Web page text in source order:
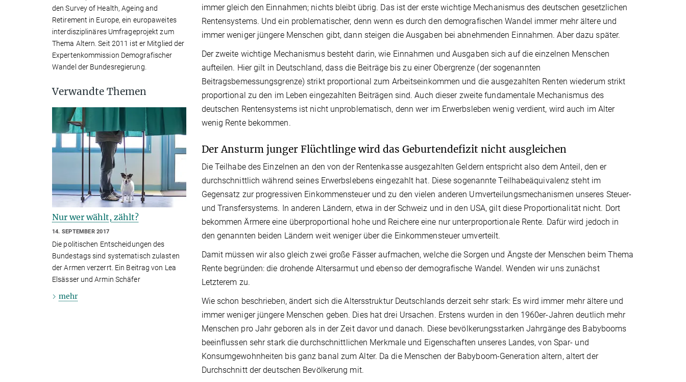
immer gleich den Einnahmen; nichts bleibt übrig. Das ist der erste wichtige Mechanismus des deutschen gesetzlichen
Rentensystems. Und ein problematischer, denn wenn es durch den demografischen Wandel immer mehr ältere und
immer weniger jüngere Menschen gibt, dann steigen die Ausgaben bei abnehmenden Einnahmen. Aber dazu später.
Der zweite wichtige Mechanismus besteht darin, wie Einnahmen und Ausgaben sich auf die einzelnen Menschen
aufteilen. Hier gilt in Deutschland, dass die Beiträge bis zu einer Obergrenze (der sogenannten
Beitragsbemessungsgrenze) strikt proportional zum Arbeitseinkommen und die ausgezahlten Renten wiederum strikt
proportional zu den im Leben eingezahlten Beiträgen sind. Auch dieser zweite fundamentale Mechanismus des
deutschen Rentensystems ist nicht unproblematisch, denn wer im Erwerbsleben wenig verdient, wird auch im Alter
wenig Rente bekommen.
Der Ansturm junger Flüchtlinge wird das Geburtendefizit nicht ausgleichen
Die Teilhabe des Einzelnen an den von der Rentenkasse ausgezahlten Geldern entspricht also dem Anteil, den er
durchschnittlich während seines Erwerbslebens eingezahlt hat. Diese sogenannte Teilhabeäquivalenz steht im
Gegensatz zur progressiven Einkommensteuer und zu den vielen anderen Umverteilungsmechanismen unseres Steuer-
und Transfersystems. In anderen Ländern, etwa in der Schweiz und in den USA, gilt diese Proportionalität nicht. Dort
bekommen Ärmere eine überproportional hohe und Reichere eine nur unterproportionale Rente. Dafür wird jedoch in
den genannten beiden Ländern weit weniger über die Einkommensteuer umverteilt.
Damit müssen wir also gleich zwei große Fässer aufmachen, welche die Sorgen und Ängste der Menschen beim Thema
Rente begründen: die drohende Altersarmut und ebenso der demografische Wandel. Wenden wir uns zunächst
Letzterem zu.
Wie schon beschrieben, ändert sich die Altersstruktur Deutschlands derzeit sehr stark: Es wird immer mehr ältere und
immer weniger jüngere Menschen geben. Dies hat drei Ursachen. Erstens wurden in den 1960er-Jahren deutlich mehr
Menschen pro Jahr geboren als in der Zeit davor und danach. Diese bevölkerungsstarken Jahrgänge des Babybooms
beeinflussen sehr stark die durchschnittlichen Merkmale und Eigenschaften unseres Landes, von Spar- und
Konsumgewohnheiten bis ganz banal zum Alter. Da die Menschen der Babyboom-Generation altern, altert der
Durchschnitt der deutschen Bevölkerung mit.
den Survey of Health, Ageing and
Retirement in Europe, ein europaweites
interdisziplinäres Umfrageprojekt zum
Thema Altern. Seit 2011 ist er Mitglied der
Expertenkommission Demografischer
Wandel der Bundesregierung.
Verwandte Themen
Nur wer wählt, zählt?
14. SEPTEMBER 2017
Die politischen Entscheidungen des
Bundestags sind systematisch zulasten
der Armen verzerrt. Ein Beitrag von Lea
Elsässer und Armin Schäfer
mehr